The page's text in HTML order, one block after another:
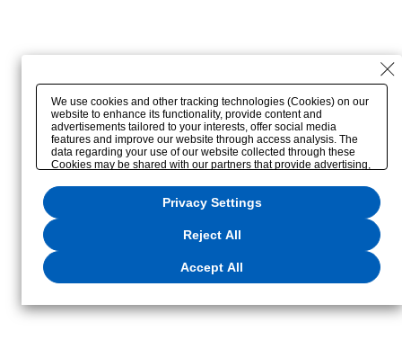
We use cookies and other tracking technologies (Cookies) on our
website to enhance its functionality, provide content and
advertisements tailored to your interests, offer social media
features and improve our website through access analysis. The
data regarding your use of our website collected through these
Cookies may be shared with our partners that provide advertising,
combine the data shared by us with other data that you have
provided to them or that they have collected from your use of their
services or other websites to analyze and optimize
the internet. If you wish to reject the use of all Cookies except for
Strictly Necessary Cookies, please click "Reject All". If you agree
to the use of all Cookies, please click "Accept All". To select your
preferences for each purpose, please click
hover button displayed at the bottom left of this website or through
the"Privacy Settings"button (or link) located in ourPrivacy Policy
Privacy Settings
Reject All
Accept All